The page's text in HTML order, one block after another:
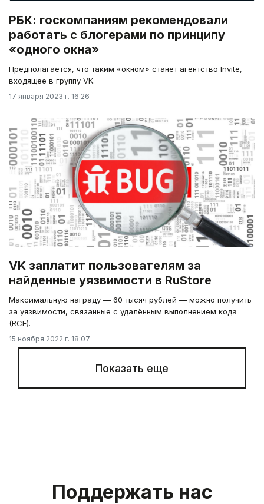
РБК: госкомпаниям рекомендовали
работать с блогерами по принципу
«одного окна»
Предполагается, что таким «окном» станет агентство Invite,
входящее в группу VK.
17 января 2023 г. 16:26
VK заплатит пользователям за
найденные уязвимости в RuStore
Максимальную награду — 60 тысяч рублей — можно получить
за уязвимости, связанные с удалённым выполнением кода
(RCE).
15 ноября 2022 г. 18:07
Показать еще
Поддержать нас